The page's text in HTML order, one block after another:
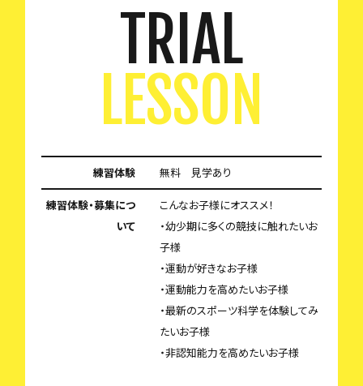
TRIAL
LESSON
練習体験 無料 見学あり
練習体験・募集につ
いて
こんなお子様にオススメ！
・幼少期に多くの競技に触れたいお
子様
・運動が好きなお子様
・運動能力を高めたいお子様
・最新のスポーツ科学を体験してみ
たいお子様
・非認知能力を高めたいお子様